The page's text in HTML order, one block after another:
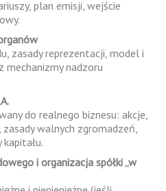
plan emisji, wejście
zasady reprezentacji, model i
mechanizmy nadzoru
do realnego biznesu: akcje,
zasady walnych zgromadzeń,
i organizacja spółki „w